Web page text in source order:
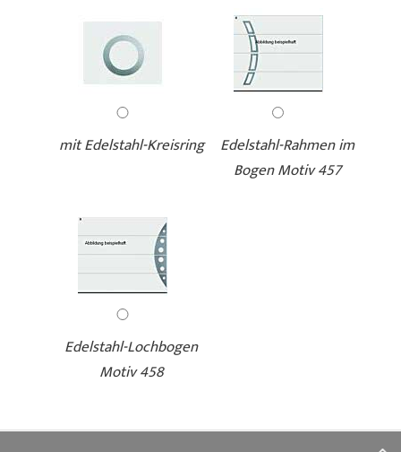
mit Edelstahl-Kreisring
Edelstahl-Rahmen im
Bogen Motiv 457
Edelstahl-Lochbogen
Motiv 458